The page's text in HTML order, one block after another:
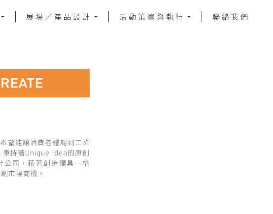
展場／產品設計 活動策畫與執行 聯絡我們
望能讓消費者體認到工業
秉持著Unique Idea的原創
公司，藉著創造獨具一格
市場商機。